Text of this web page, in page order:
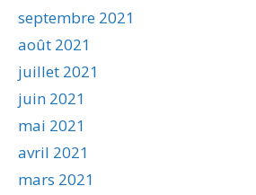
septembre 2021
août 2021
juillet 2021
juin 2021
mai 2021
avril 2021
mars 2021